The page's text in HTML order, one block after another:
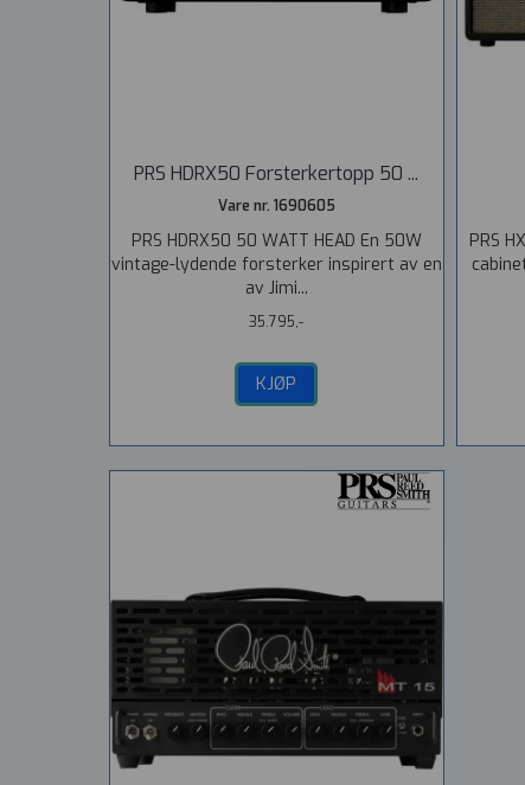
PRS HDRX50 Forsterkertopp 50 ...
Vare nr. 1690605
PRS HDRX50 50 WATT HEAD En 50W
vintage-lydende forsterker inspirert av en
av Jimi...
35.795,-
KJØP
PRS